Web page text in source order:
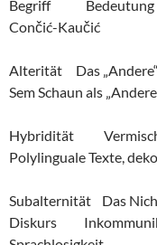
Begriff Bedeutung
Cončić-Kaučić
Alterität Das
Sem Schaun als
Hybridität
Polylinguale Texte,
Subalternität Das
Diskurs